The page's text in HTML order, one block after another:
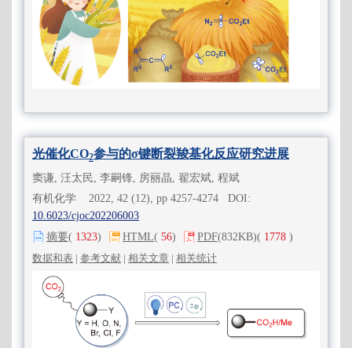
光催化CO2参与的σ键断裂羧基化反应研究进展
窦谦, 汪太民, 李嗣锋, 房丽晶, 翟宏斌, 程斌
有机化学 2022, 42 (12), pp 4257-4274 DOI:
10.6023/cjoc202206003
摘要( 1323) HTML( 56) PDF(832KB)( 1778 )
数据和表 | 参考文献 | 相关文章 | 相关统计